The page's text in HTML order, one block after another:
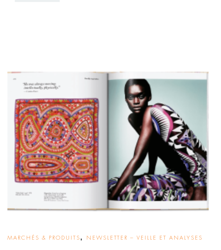
MARCHÉS & PRODUITS, NEWSLETTER – VEILLE ET ANALYSES